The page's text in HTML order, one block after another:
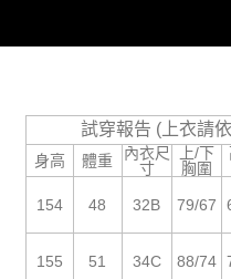
試穿報告 (上衣請
身高 體重
內衣尺
寸
上/下
胸圍
154 48 32B 79/67
155 51 34C 88/74